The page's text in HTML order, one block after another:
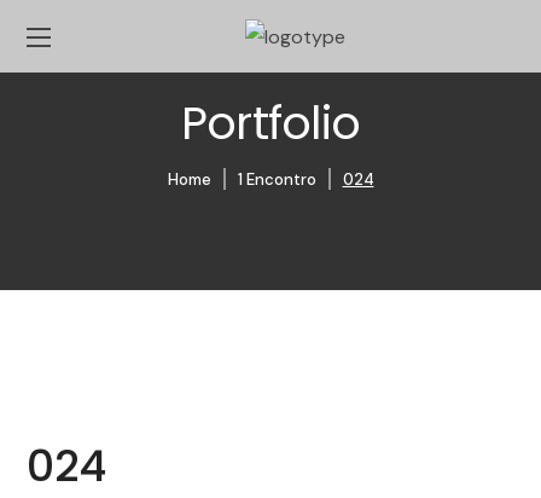
Portfolio
Home 1 Encontro 024
024